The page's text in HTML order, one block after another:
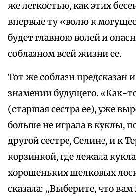
же легкостью, как этих
впервые ту «волю к
будет главною волей и
соблазном всей жизни ее.
Тот же соблазн предсказан
знамении будущего. «Как-
(старшая сестра ее), уже
больше не играла в куклы,
другой сестре, Селине, и к
корзинкой, где лежала
хорошеньких шелковых
сказала: „Выберите, что вам